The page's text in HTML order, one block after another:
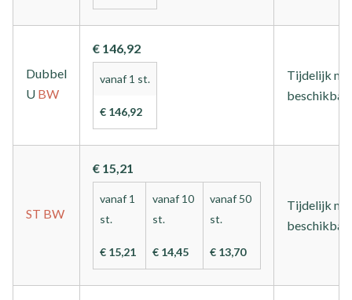
Dubbel
U BW
€ 146,92
vanaf 1 st.
€ 146,92
Tijdelijk
ST BW
€ 15,21
vanaf 1
st.
€ 15,21
vanaf 10
st.
€ 14,45
vanaf 50
st.
€ 13,70
Tijdelijk